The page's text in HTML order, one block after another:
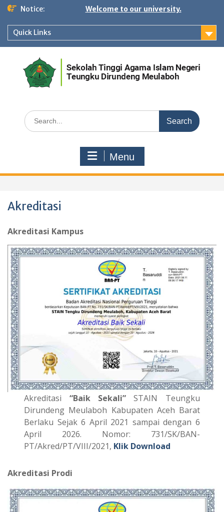
Skip
content
Notice: Welcome to our university.
Quick Links
Search
for:
Menu
Akreditasi
Akreditasi Kampus
Akreditasi “Baik Sekali” STAIN Teungku
Dirundeng Meulaboh Kabupaten Aceh Barat
Berlaku Sejak 6 April 2021 sampai dengan 6
April 2026. Nomor: 731/SK/BAN-
PT/Akred/PT/VIII/2021, Klik Download
Akreditasi Prodi